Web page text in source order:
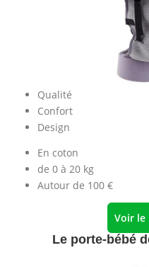
Qualité
Confort
Design
En coton
de 0 à 20 kg
Autour de 100 €
Voir le
Le porte-bébé